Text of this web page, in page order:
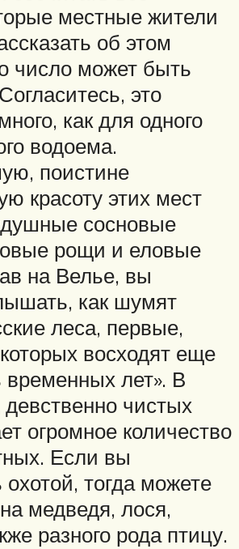
местные жители
об этом
число может быть
это
как для одного
водоема.
поистине
красоту этих мест
сосновые
рощи и еловые
на Велье, вы
как шумят
леса, первые,
восходят еще
временных лет». В
девственно чистых
огромное количество
Если вы
охотой, тогда можете
медведя, лося,
разного рода птицу.